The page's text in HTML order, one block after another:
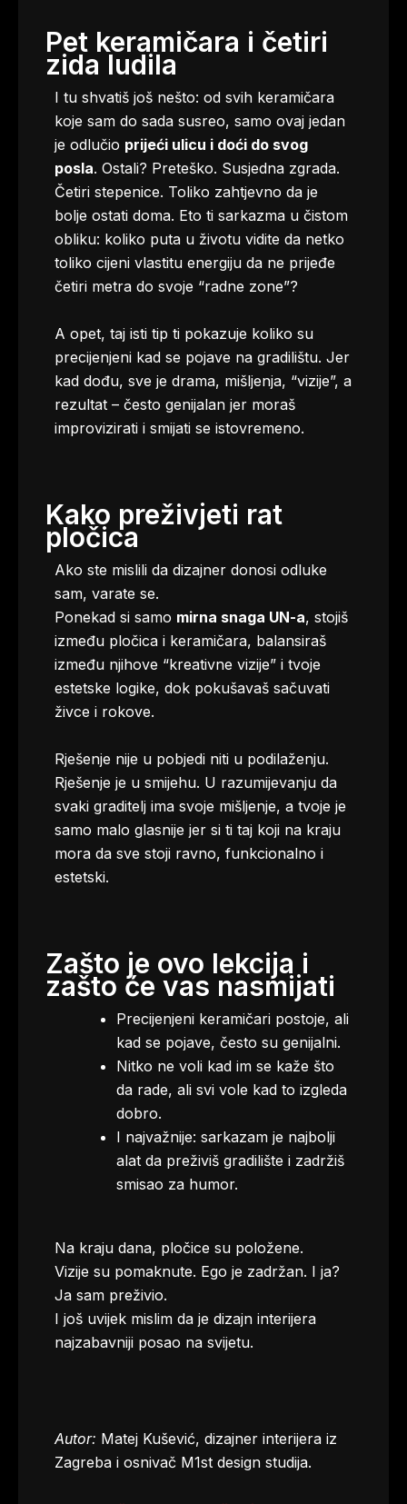
Pet keramičara i četiri
zida ludila
I tu shvatiš još nešto: od svih keramičara
koje sam do sada susreo, samo ovaj jedan
je odlučio prijeći ulicu i doći do svog
posla. Ostali? Preteško. Susjedna zgrada.
Četiri stepenice. Toliko zahtjevno da je
bolje ostati doma. Eto ti sarkazma u čistom
obliku: koliko puta u životu vidite da netko
toliko cijeni vlastitu energiju da ne prijeđe
četiri metra do svoje “radne zone”?
A opet, taj isti tip ti pokazuje koliko su
precijenjeni kad se pojave na gradilištu. Jer
kad dođu, sve je drama, mišljenja, “vizije”, a
rezultat – često genijalan jer moraš
improvizirati i smijati se istovremeno.
Kako preživjeti rat
pločica
Ako ste mislili da dizajner donosi odluke
sam, varate se.
Ponekad si samo mirna snaga UN-a, stojiš
između pločica i keramičara, balansiraš
između njihove “kreativne vizije” i tvoje
estetske logike, dok pokušavaš sačuvati
živce i rokove.
Rješenje nije u pobjedi niti u podilaženju.
Rješenje je u smijehu. U razumijevanju da
svaki graditelj ima svoje mišljenje, a tvoje je
samo malo glasnije jer si ti taj koji na kraju
mora da sve stoji ravno, funkcionalno i
estetski.
Zašto je ovo lekcija i
zašto će vas nasmijati
Precijenjeni keramičari postoje, ali
kad se pojave, često su genijalni.
Nitko ne voli kad im se kaže što
da rade, ali svi vole kad to izgleda
dobro.
I najvažnije: sarkazam je najbolji
alat da preživiš gradilište i zadržiš
smisao za humor.
Na kraju dana, pločice su položene.
Vizije su pomaknute. Ego je zadržan. I ja?
Ja sam preživio.
I još uvijek mislim da je dizajn interijera
najzabavniji posao na svijetu.
Autor: Matej Kušević, dizajner interijera iz
Zagreba i osnivač M1st design studija.